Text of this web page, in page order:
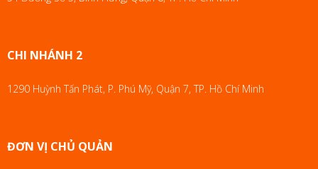
CHI NHÁNH 2
1290 Huỳnh Tấn Phát, P. Phú Mỹ, Quận 7, TP. Hồ Chí Minh
ĐƠN VỊ CHỦ QUẢN